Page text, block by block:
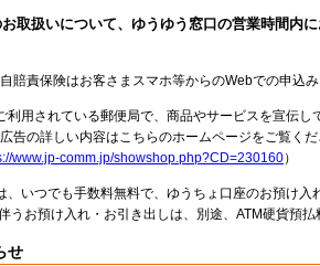
取扱いについて、ゆうゆう窓口の営業時間内
賠責保険はお客さまスマホ等からのWebでの申込み
利用されている郵便局で、商品やサービスを宣伝し
告の詳しい内容はこちらのホームページをご覧くだ
www.jp-comm.jp/showshop.php?CD=230160）
、いつでも手数料無料で、ゆうちょ口座のお預け入
うお預け入れ・お引き出しは、別途、ATM硬貨預払
せ